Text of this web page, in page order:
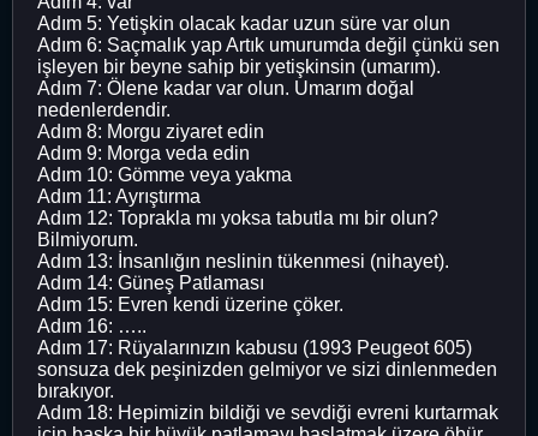
Adım 5: Yetişkin olacak kadar uzun süre var olun
Adım 6: Saçmalık yap Artık umurumda değil çünkü sen
işleyen bir beyne sahip bir yetişkinsin (umarım).
Adım 7: Ölene kadar var olun. Umarım doğal
nedenlerdendir.
Adım 8: Morgu ziyaret edin
Adım 9: Morga veda edin
Adım 10: Gömme veya yakma
Adım 11: Ayrıştırma
Adım 12: Toprakla mı yoksa tabutla mı bir olun?
Bilmiyorum.
Adım 13: İnsanlığın neslinin tükenmesi (nihayet).
Adım 14: Güneş Patlaması
Adım 15: Evren kendi üzerine çöker.
Adım 16: …..
Adım 17: Rüyalarınızın kabusu (1993 Peugeot 605)
sonsuza dek peşinizden gelmiyor ve sizi dinlenmeden
bırakıyor.
Adım 18: Hepimizin bildiği ve sevdiği evreni kurtarmak